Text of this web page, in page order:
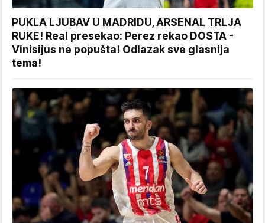
PUKLA LJUBAV U MADRIDU, ARSENAL TRLJA
RUKE! Real presekao: Perez rekao DOSTA -
Vinisijus ne popušta! Odlazak sve glasnija
tema!